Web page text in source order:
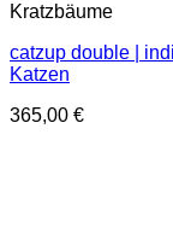
Kratzbäume
catzup double |
Katzen
365,00 €